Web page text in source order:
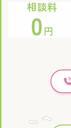
相談料
0 円